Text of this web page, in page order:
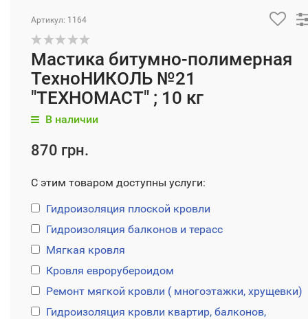
Артикул: 1164
Мастика битумно-полимерная
ТехноНИКОЛЬ №21
"ТЕХНОМАСТ" ; 10 кг
В наличии
870 грн.
С этим товаром доступны услуги:
Гидроизоляция плоской кровли
Гидроизоляция балконов и терасс
Мягкая кровля
Кровля еврорубероидом
Ремонт мягкой кровли ( многоэтажки, хрущевки)
Гидроизоляция кровли квартир, балконов,